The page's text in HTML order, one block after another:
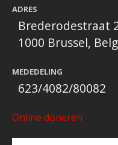
ADRES
Brederodestraat
1000 Brussel,
MEDEDELING
623/4082/80082
Online doneren